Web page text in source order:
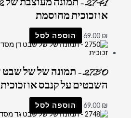
או זכוכית מחוסמת
69.00 ₪ הוספה לסל
השבטים על קנבס או זכוכית
69.00 ₪ הוספה לסל